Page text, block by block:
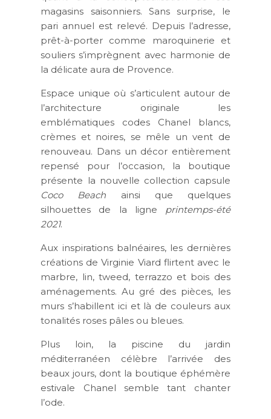
magasins saisonniers. Sans surprise, le
pari annuel est relevé. Depuis l’adresse,
prêt-à-porter comme maroquinerie et
souliers s’imprègnent avec harmonie de
la délicate aura de Provence.
Espace unique où s’articulent autour de
l’architecture originale les
emblématiques codes Chanel blancs,
crèmes et noires, se mêle un vent de
renouveau. Dans un décor entièrement
repensé pour l’occasion, la boutique
présente la nouvelle collection capsule
Coco Beach ainsi que quelques
silhouettes de la ligne printemps-été
2021.
Aux inspirations balnéaires, les dernières
créations de Virginie Viard flirtent avec le
marbre, lin, tweed, terrazzo et bois des
aménagements. Au gré des pièces, les
murs s’habillent ici et là de couleurs aux
tonalités roses pâles ou bleues.
Plus loin, la piscine du jardin
méditerranéen célèbre l’arrivée des
beaux jours, dont la boutique éphémère
estivale Chanel semble tant chanter
l’ode.